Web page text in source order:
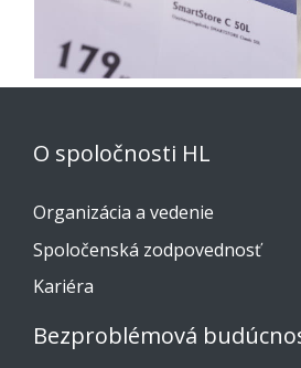
O spoločnosti HL
Organizácia a vedenie
Spoločenská zodpovednosť
Kariéra
Bezproblémová